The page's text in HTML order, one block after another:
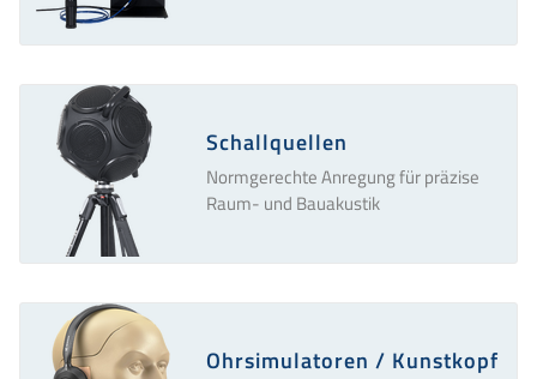
Schallquellen
Normgerechte Anregung für präzise
Raum- und Bauakustik
Ohrsimulatoren / Kunstkopf